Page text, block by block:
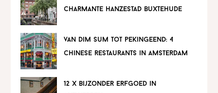
charmante hanzestad buxtehude
van dim sum tot pekingeend: 4
chinese restaurants in amsterdam
12 x bijzonder erfgoed in